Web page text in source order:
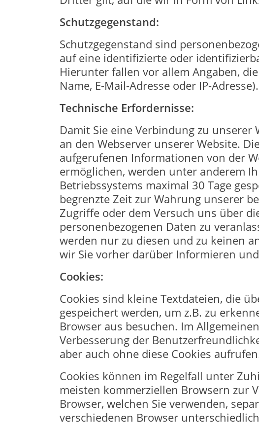
Schutzgegenstand:
Schutzgegenstand sind
auf eine identifizierte oder
Hierunter fallen vor allem Angaben,
Name, E-Mail-Adresse oder IP-Adresse).
Technische Erfordernisse:
Damit Sie eine Verbindung zu
an den Webserver unserer Website.
aufgerufenen Informationen von der
ermöglichen, werden unter anderem
Betriebssystems maximal 30 Tage
begrenzte Zeit zur Wahrung unserer
Zugriffe oder dem Versuch uns über
personenbezogenen Daten zu
werden nur zu diesen und zu keinen
wir Sie vorher darüber Informieren
Cookies:
Cookies sind kleine Textdateien, die
gespeichert werden, um z.B. zu
Browser aus besuchen. Im
Verbesserung der
aber auch ohne diese Cookies
Cookies können im Regelfall unter
meisten kommerziellen Browsern zur
Browser, welchen Sie verwenden,
verschiedenen Browser